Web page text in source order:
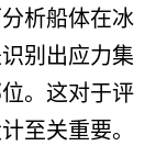
析船体在冰
别出应力集
。这对于评
至关重要。